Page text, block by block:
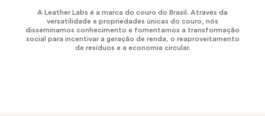
A Leather Labs é a marca do couro do Brasil. Através da
versatilidade e propriedades únicas do couro, nós
disseminamos conhecimento e fomentamos a transformação
social para incentivar a geração de renda, o reaproveitamento
de resíduos e a economia circular.